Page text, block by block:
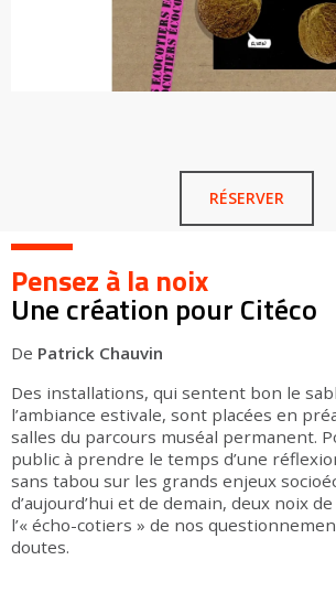
RÉSERVER
Pensez à la noix
Une création pour Citéco
De Patrick Chauvin
Des installations, qui sentent bon le
l’ambiance estivale, sont placées en
salles du parcours muséal permanent.
public à prendre le temps d’une
sans tabou sur les grands enjeux
d’aujourd’hui et de demain, deux noix
l’« écho-cotiers » de nos
doutes.